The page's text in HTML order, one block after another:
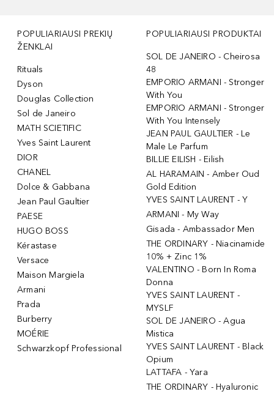
POPULIARIAUSI PREKIŲ
ŽENKLAI
Rituals
Dyson
Douglas Collection
Sol de Janeiro
MATH SCIETIFIC
Yves Saint Laurent
DIOR
CHANEL
Dolce & Gabbana
Jean Paul Gaultier
PAESE
HUGO BOSS
Kérastase
Versace
Maison Margiela
Armani
Prada
Burberry
MOÉRIE
Schwarzkopf Professional
POPULIARIAUSI PRODUKTAI
SOL DE JANEIRO - Cheirosa
48
EMPORIO ARMANI - Stronger
With You
EMPORIO ARMANI - Stronger
With You Intensely
JEAN PAUL GAULTIER - Le
Male Le Parfum
BILLIE EILISH - Eilish
AL HARAMAIN - Amber Oud
Gold Edition
YVES SAINT LAURENT - Y
ARMANI - My Way
Gisada - Ambassador Men
THE ORDINARY - Niacinamide
10% + Zinc 1%
VALENTINO - Born In Roma
Donna
YVES SAINT LAURENT -
MYSLF
SOL DE JANEIRO - Agua
Mistica
YVES SAINT LAURENT - Black
Opium
LATTAFA - Yara
THE ORDINARY - Hyaluronic